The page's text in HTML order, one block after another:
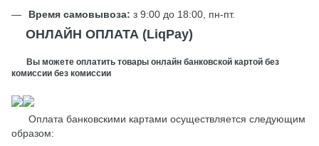
Время самовывоза: з 9:00 до 18:00, пн-пт.
ОНЛАЙН ОПЛАТА (LiqPay)
Вы можете оплатить товары онлайн банковской картой без
комиссии без комиссии
Оплата банковскими картами осуществляется следующим
образом: